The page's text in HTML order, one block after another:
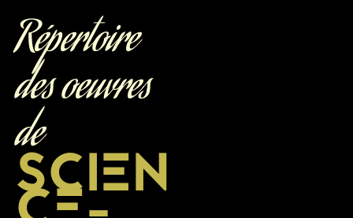
Répertoire
des oeuvres
de
SCIEN